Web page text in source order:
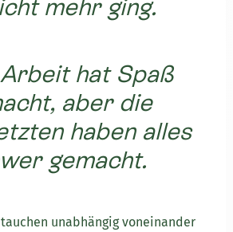
mehr ging.
hat Spaß
aber die
haben alles
gemacht.
tauchen unabhängig voneinander